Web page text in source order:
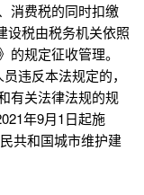
消费税的同时扣缴
税由税务机关依照
规定征收管理。
反本法规定的，
有关法律法规的规
年9月1日起施
共和国城市维护建